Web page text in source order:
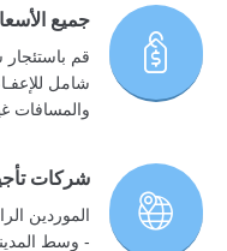
جميع
قم
شامل
والمسافات
شركات
الموردين